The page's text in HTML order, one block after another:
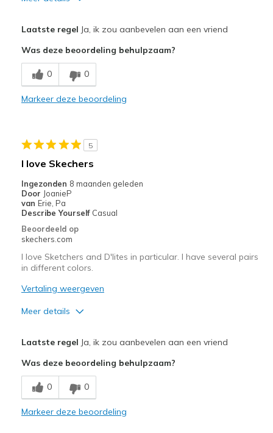
Breathe Well
Comfortable
Casual Wear
Width
Sizing
Feels true to size
Laatste regel Ja, ik zou aanbevelen aan een vriend
Was deze beoordeling behulpzaam?
0 0
Markeer deze beoordeling
5
I love Skechers
Ingezonden 8 maanden geleden
Door JoanieP
van Erie, Pa
Describe Yourself Casual
Beoordeeld op
skechers.com
I love Sketchers and D'lites in particular. I have several pairs
in different colors.
Vertaling weergeven
Meer details
Comfortable
Durable
Laatste regel Ja, ik zou aanbevelen aan een vriend
Was deze beoordeling behulpzaam?
0 0
Markeer deze beoordeling